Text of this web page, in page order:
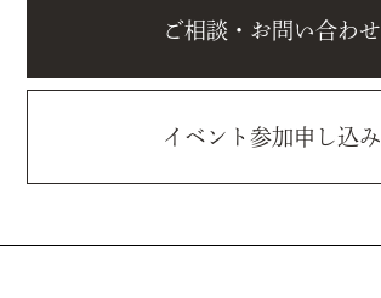
ご相談・お問い合わせ
イベント参加申し込み